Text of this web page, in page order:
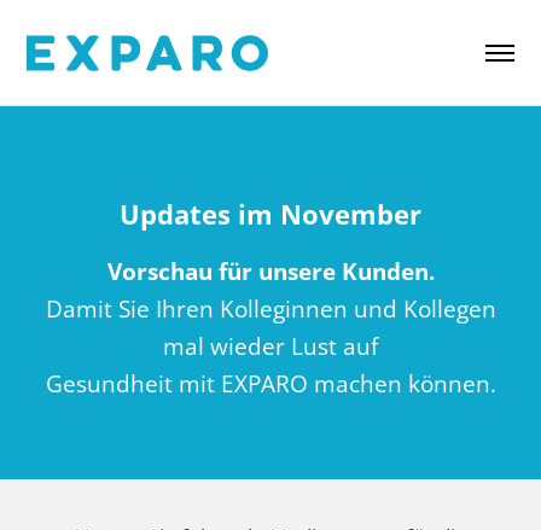
Updates im November
Vorschau für unsere Kunden.
Damit Sie Ihren Kolleginnen und Kollegen
mal wieder Lust auf
Gesundheit mit EXPARO machen können.